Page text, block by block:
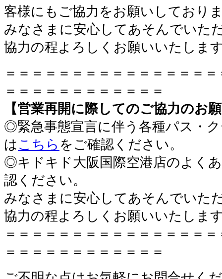
客様にもご協力をお願いしており
みなさまに安心してあそんでいた
協力の程よろしくお願いいたしま
＝＝＝＝＝＝＝＝＝＝＝＝＝＝＝
＝＝＝＝＝＝＝＝＝＝＝＝
【営業再開に際してのご協力のお
◎緊急事態宣言に伴う各種パス・
は こちら をご確認ください。
◎キドキド大阪国際空港店のよく
認ください。
みなさまに安心してあそんでいた
協力の程よろしくお願いいたしま
＝＝＝＝＝＝＝＝＝＝＝＝＝＝＝
＝＝＝＝＝＝＝＝＝＝＝＝